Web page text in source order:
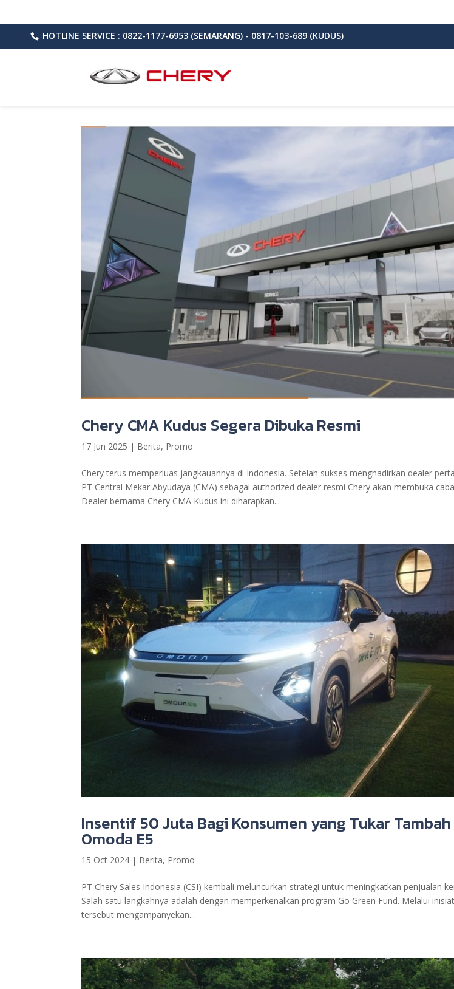
HOTLINE SERVICE : 0822-1177-6953 (SEMARANG) - 0817-103-689 (KUDUS)
Chery CMA Kudus Segera Dibuka Resmi
17 Jun 2025 | Berita, Promo
Chery terus memperluas jangkauannya di Indonesia. Setelah sukses menghadirkan dealer
PT Central Mekar Abyudaya (CMA) sebagai authorized dealer resmi Chery akan membuka
Dealer bernama Chery CMA Kudus ini diharapkan...
Insentif 50 Juta Bagi Konsumen yang Tukar
Omoda E5
15 Oct 2024 | Berita, Promo
PT Chery Sales Indonesia (CSI) kembali meluncurkan strategi untuk meningkatkan penjualan
Salah satu langkahnya adalah dengan memperkenalkan program Go Green Fund. Melalui
tersebut mengampanyekan...